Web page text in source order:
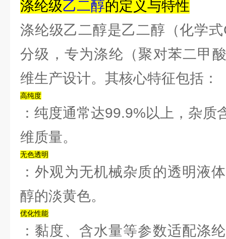
‌涤纶级乙二醇的定义与特性‌
涤纶级乙二醇是乙二醇（化学式
分级，专为涤纶（聚对苯二甲
维生产设计。其核心特征包括：
‌高纯度‌
：纯度通常达99.9%以上，杂质
维质量。‌‌
‌无色透明‌
：外观为无机械杂质的透明液
醇的淡黄色。‌‌
‌优化性能‌
：黏度、含水量等参数适配涤